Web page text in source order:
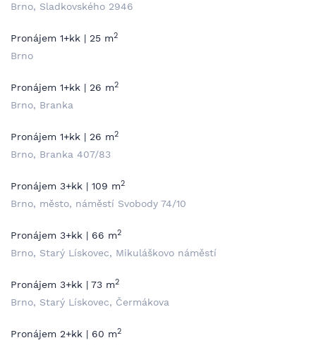
Brno, Sladkovského 2946
Pronájem 1+kk | 25 m2
Brno
Pronájem 1+kk | 26 m2
Brno, Branka
Pronájem 1+kk | 26 m2
Brno, Branka 407/83
Pronájem 3+kk | 109 m2
Brno, město, náměstí Svobody 74/10
Pronájem 3+kk | 66 m2
Brno, Starý Lískovec, Mikuláškovo náměstí
Pronájem 3+kk | 73 m2
Brno, Starý Lískovec, Čermákova
Pronájem 2+kk | 60 m2